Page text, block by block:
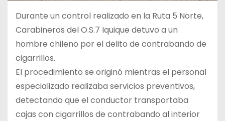
Durante un control realizado en la Ruta 5 Norte,
Carabineros del O.S.7 Iquique detuvo a un
hombre chileno por el delito de contrabando de
cigarrillos.
El procedimiento se originó mientras el personal
especializado realizaba servicios preventivos,
detectando que el conductor transportaba
cajas con cigarrillos de contrabando al interior